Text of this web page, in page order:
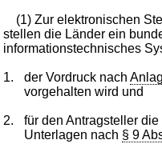
(1) Zur elektronischen
stellen die Länder ein
informationstechnisches
1. der Vordruck nach
vorgehalten wird und
2.
für den Antragsteller
Unterlagen nach § 9